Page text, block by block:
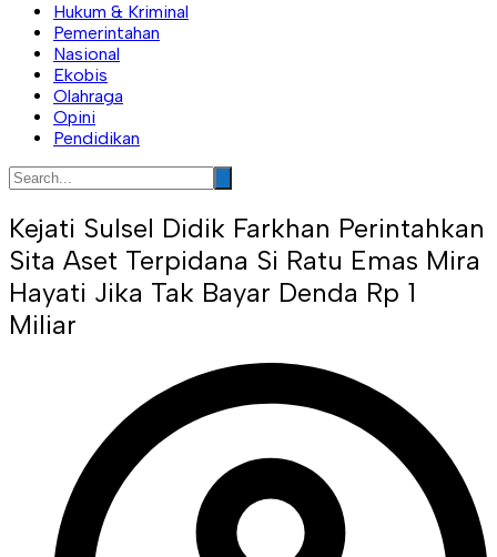
Hukum & Kriminal
Pemerintahan
Nasional
Ekobis
Olahraga
Opini
Pendidikan
Kejati Sulsel Didik Farkhan Perintahkan
Sita Aset Terpidana Si Ratu Emas Mira
Hayati Jika Tak Bayar Denda Rp 1
Miliar